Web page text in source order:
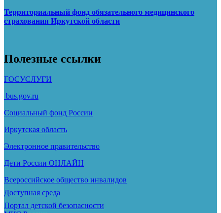
Территориальный фонд обязательного медицинского
страхования Иркутской области
Полезные ссылки
ГОСУСЛУГИ
bus.gov.ru
Социальный фонд России
Иркутская область
Электронное правительство
Дети России ОНЛАЙН
Всероссийское общество инвалидов
Доступная среда
Портал детской безопасности